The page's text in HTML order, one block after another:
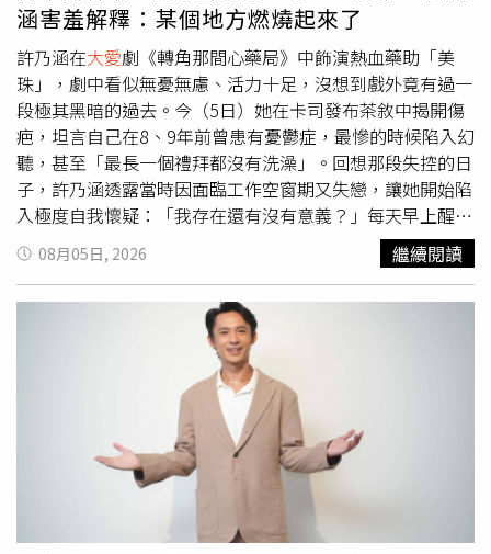
購程序始終嚴謹，並經董事會認可，單價與總額皆控制在當
時公開資訊的合理範圍內，財報亦經KPMG會計師事務所認
證，並經衛福部委托第三方查核通過。三、莫忘足跡：大愛
無私的全球共疫之道回顧2021年，我們共同走過嚴峻的疫
情與疫苗取得困難，讓500萬劑疫苗幫助許多青年與受施打
者的健康和平安，特別是台灣的法親家人們在疫情期間上山
下海、汗水淋漓的付出，協助廠商打包口罩與防疫物資，為
社區防護與生活安頓，提供了11萬2千多箱「安心生活箱」
與「健康蔬果箱」，並結合計程車隊配送，幫助許多家庭包
括中低收入戶的溫飽與運輸業者的生計；發起「青年線上伴
學趣」，提供筆記型電腦與網路，陪伴2,000多位學童線上
學習。在疫情的三年間，台灣與全球慈濟人更以跨宗教、跨
五大洲的人道情懷援助98個國家地區的防疫物資，逾5,227
萬件；並為44個國家地區進行經濟紓困，逾2,172萬人次受
惠。全球受疫情影響民眾的健康與生計安穩是我們最大的安
慰。請各位法親家人安心，當面對會眾或外界的關心詢問
時，我們可以讓大眾了解慈濟「守護生命、依法維護善款」
境的日夜顛倒。林子熙也坦言，老公在電療期間頭髮像灰塵
一樣不斷飛落，只是去洗個澡，出來頭髮已掉成禿頭，她忍
下心中的震驚，趕緊安慰老公「你現在心情還好嗎，頭髮對
你應該沒那麼重要」，目前歐陽倫接受這樣貌，也已重新出
發接演舞台劇。
涵害羞解釋：某個地方燃燒起來了
許乃涵在大愛劇《轉角那間心藥局》中飾演熱血藥助「美
珠」，劇中看似無憂無慮、活力十足，沒想到戲外竟有過一
段極其黑暗的過去。今（5日）她在卡司發布茶敘中揭開傷
疤，坦言自己在8、9年前曾患有憂鬱症，最慘的時候陷入幻
聽，甚至「最長一個禮拜都沒有洗澡」。回想那段失控的日
子，許乃涵透露當時因面臨工作空窗期又失戀，讓她開始陷
入極度自我懷疑：「我存在還有沒有意義？」每天早上醒來
就是無意識大哭，甚至幻聽聽到有人罵她「妳很糟糕、妳真
的不會演戲」。愛美的她，更自覺不配擁有美好事物，竟把
漂亮的衣服通通送走。幸好當時有家人的陪伴，她也勇敢放
下自尊心，走進診間看精神科、做心理諮商，病況才逐漸好
轉。在家待了整整一個月，才終於踏出家門運動，結果一去
重訓被教練脫口說句「妳胖了」，讓她又當場崩潰大哭，讓
教練也嚇到，事後對她實施「好棒棒鼓勵法」。之後她更直
接在臉書粉專公開病況，沒想到卻收到排山倒海的溫柔關
懷，讓她感動直呼：「那時才發現自己原來被這麼多人愛
著！」如今她已學會與情緒共處，即便工作有空窗，也懂得
找其他方法開源，日前她自製一件Kuso T恤，是一段日文，
她在家以書法寫出來印製而成。那段日文念出來卻是台語的
08月05日, 2026 繼續閱讀